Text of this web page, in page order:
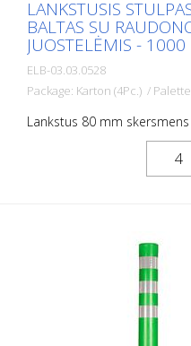
LANKSTUSIS
BALTAS SU
JUOSTELĖMIS -
ELB-03.03.0528
Package: Karton (4Pc.) /
Lankstus 80 mm
skersmens stulpas, skirtas
darbams. Su raudonos
stiklo karoliukų atšvaitais.
1- įeina į komplektą
stulpelių privalumai: -
lengvai pasiekiami - Apsaugo
transporto priemonės
susidūrimo atveju - Nereikia
nei stulpelio, nei transporto